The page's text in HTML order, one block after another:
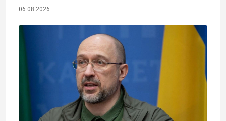
06.08.2026